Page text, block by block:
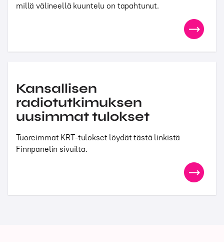
millä välineellä kuuntelu on tapahtunut.
Kansallisen
radiotutkimuksen
uusimmat tulokset
Tuoreimmat KRT-tulokset löydät tästä linkistä
Finnpanelin sivuilta.